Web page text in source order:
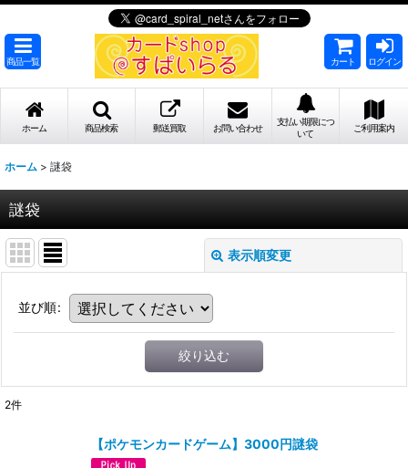
商品一覧 カート ログイン
ホーム 商品検索 郵送買取 お問い合わせ
支払い期限につ
いて
ご利用案内
ホーム > 謎袋
謎袋
表示順変更
並び順:
絞り込む
2件
【ポケモンカードゲーム】3000円謎袋